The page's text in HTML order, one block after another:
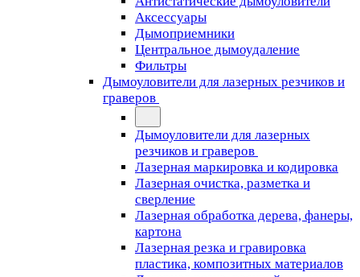
Аксессуары
Дымоприемники
Центральное дымоудаление
Фильтры
Дымоуловители для лазерных резчиков и
граверов
Дымоуловители для лазерных
резчиков и граверов
Лазерная маркировка и кодировка
Лазерная очистка, разметка и
сверление
Лазерная обработка дерева, фанеры,
картона
Лазерная резка и гравировка
пластика, композитных материалов